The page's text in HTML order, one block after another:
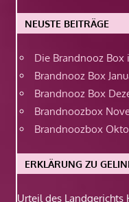
NEUSTE BEITRÄGE
Die Brandnooz Box
Brandnooz Box
Brandnooz Box
Brandnoozbox
Brandnoozbox
ERKLÄRUNG ZU
Urteil des Landgerichts